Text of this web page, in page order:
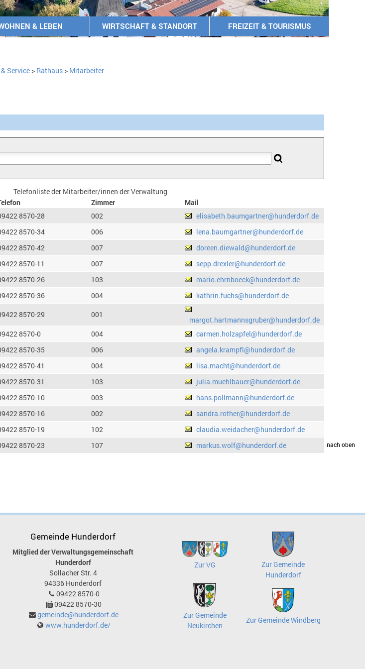
& LEBEN WIRTSCHAFT & STANDORT FREIZEIT & TOURISMUS
Service> Rathaus> Mitarbeiter
Telefonliste der Mitarbeiter/innen der Verwaltung
Zimmer
Mail
8570-28 002
elisabeth.baumgartner@hunderdorf.de
8570-34 006
lena.baumgartner@hunderdorf.de
8570-42 007
doreen.diewald@hunderdorf.de
8570-11 007
sepp.drexler@hunderdorf.de
8570-26 103
mario.ehrnboeck@hunderdorf.de
8570-36 004
kathrin.fuchs@hunderdorf.de
8570-29 001
margot.hartmannsgruber@hunderdorf.de
8570-0 004
carmen.holzapfel@hunderdorf.de
8570-35 006
angela.krampfl@hunderdorf.de
8570-41 004
lisa.macht@hunderdorf.de
8570-31 103
julia.muehlbauer@hunderdorf.de
8570-10 003
hans.pollmann@hunderdorf.de
8570-16 002
sandra.rother@hunderdorf.de
8570-19 102
claudia.weidacher@hunderdorf.de
8570-23 107 markus.wolf@hunderdorf.dedrucken nach oben
Gemeinde Hunderdorf
Mitglied der Verwaltungsgemeinschaft
Hunderdorf
Sollacher Str. 4
94336 Hunderdorf
09422 8570-0
09422 8570-30
gemeinde@hunderdorf.de
www.hunderdorf.de/
Zur VG
Zur Gemeinde
Hunderdorf
Zur Gemeinde
Neukirchen
Zur Gemeinde Windberg